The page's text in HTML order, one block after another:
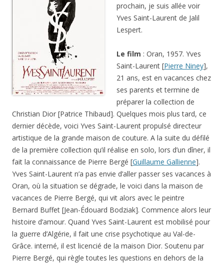
prochain, je suis allée voir
Yves Saint-Laurent de Jalil
Lespert.
Le film : Oran, 1957. Yves
Saint-Laurent [Pierre Niney],
21 ans, est en vacances chez
ses parents et termine de
préparer la collection de
Christian Dior [Patrice Thibaud]. Quelques mois plus tard, ce
dernier décède, voici Yves Saint-Laurent propulsé directeur
artistique de la grande maison de couture. A la suite du défilé
de la première collection qu’il réalise en solo, lors d’un dîner, il
fait la connaissance de Pierre Bergé [Guillaume Gallienne].
Yves Saint-Laurent n’a pas envie d’aller passer ses vacances à
Oran, où la situation se dégrade, le voici dans la maison de
vacances de Pierre Bergé, qui vit alors avec le peintre
Bernard Buffet [Jean-Édouard Bodziak]. Commence alors leur
histoire d’amour. Quand Yves Saint-Laurent est mobilisé pour
la guerre d’Algérie, il fait une crise psychotique au Val-de-
Grâce. interné, il est licencié de la maison Dior. Soutenu par
Pierre Bergé, qui règle toutes les questions en dehors de la